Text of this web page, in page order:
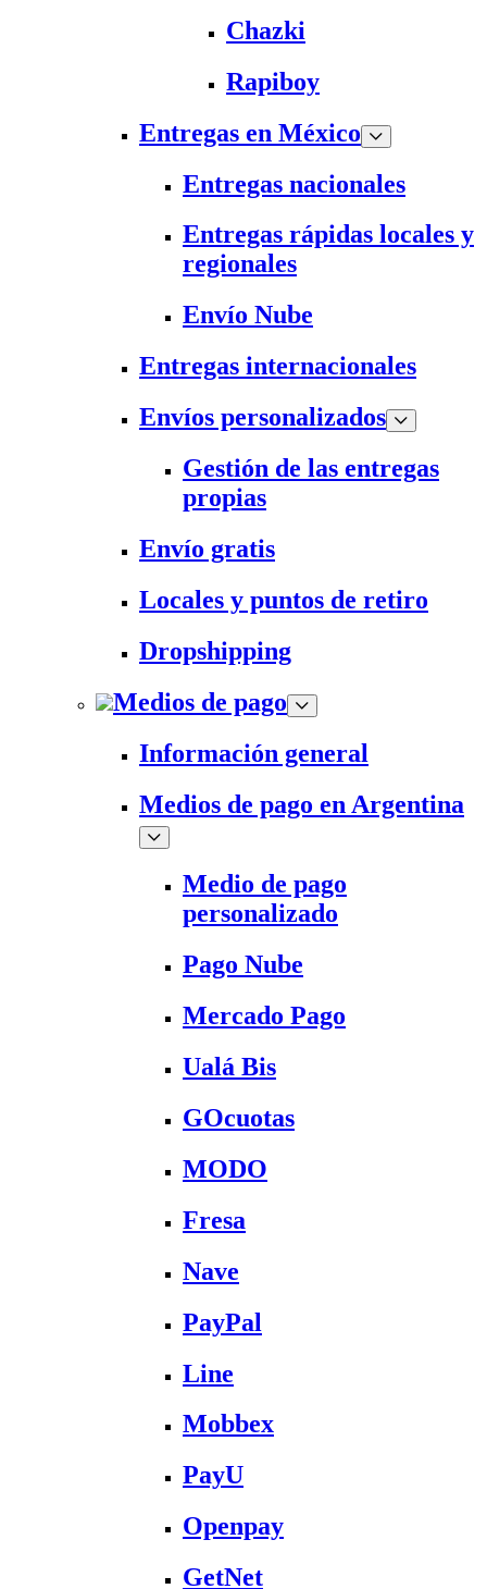
Chazki
Rapiboy
Entregas en México
Entregas nacionales
Entregas rápidas locales y
regionales
Envío Nube
Entregas internacionales
Envíos personalizados
Gestión de las entregas
propias
Envío gratis
Locales y puntos de retiro
Dropshipping
Medios de pago
Información general
Medios de pago en Argentina
Medio de pago
personalizado
Pago Nube
Mercado Pago
Ualá Bis
GOcuotas
MODO
Fresa
Nave
PayPal
Line
Mobbex
PayU
Openpay
GetNet